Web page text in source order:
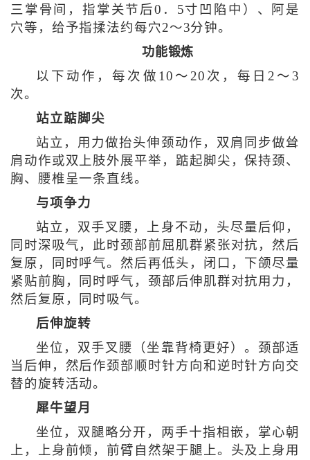
三掌骨间，指掌关节后0．5寸凹陷中）、阿是
穴等，给予指揉法约每穴2～3分钟。
功能锻炼
以下动作，每次做10～20次，每日2～3
次。
站立踮脚尖
站立，用力做抬头伸颈动作，双肩同步做耸
肩动作或双上肢外展平举，踮起脚尖，保持颈、
胸、腰椎呈一条直线。
与项争力
站立，双手叉腰，上身不动，头尽量后仰，
同时深吸气，此时颈部前屈肌群紧张对抗，然后
复原，同时呼气。然后再低头，闭口，下颌尽量
紧贴前胸，同时呼气，颈部后伸肌群对抗用力，
然后复原，同时吸气。
后伸旋转
坐位，双手叉腰（坐靠背椅更好）。颈部适
当后伸，然后作颈部顺时针方向和逆时针方向交
替的旋转活动。
犀牛望月
坐位，双腿略分开，两手十指相嵌，掌心朝
上，上身前倾，前臂自然架于腿上。头及上身用